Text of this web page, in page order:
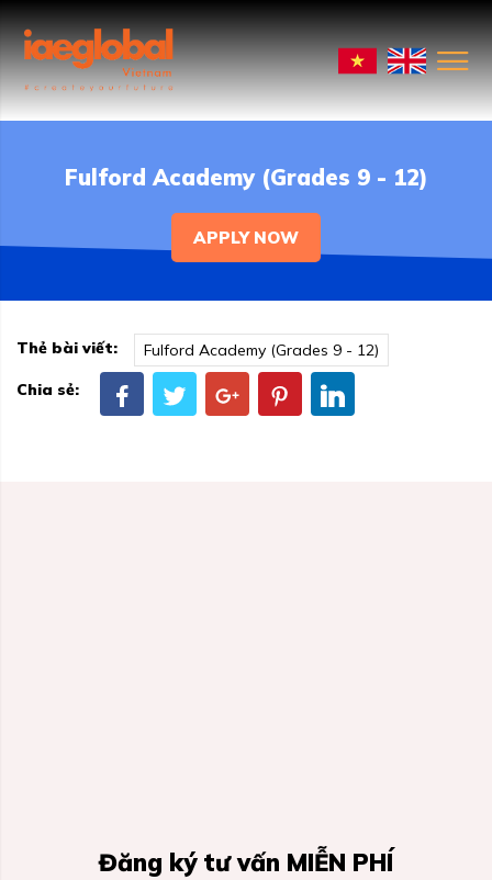
Fulford Academy (Grades 9 - 12)
APPLY NOW
Thẻ bài viết:
Fulford Academy (Grades 9 - 12)
Chia sẻ:
Đăng ký tư vấn MIỄN PHÍ